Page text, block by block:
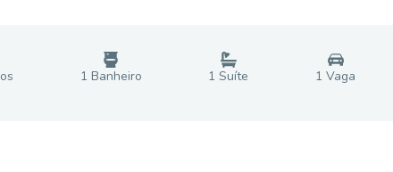
s 1 Banheiro 1 Suíte 1 Vaga